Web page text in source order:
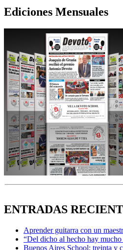
Ediciones Mensuales
ENTRADAS
Aprender guitarra con un
“Del dicho al hecho hay
Buenos Aires School: treinta y